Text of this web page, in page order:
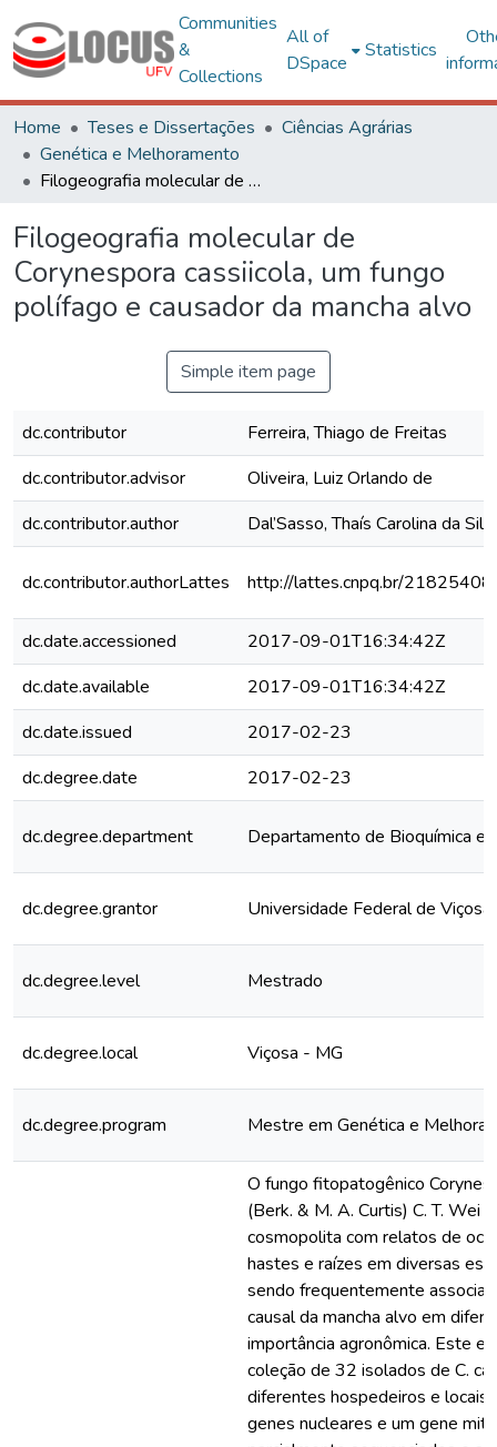
Communities
&
Collections
All of
DSpace
Statistics
Home Teses e Dissertações
Ciências Agrárias
Genética e Melhoramento
Filogeografia molecular de Corynespora cassiicola, um fungo polífago e causador da mancha alvo
Filogeografia molecular de
Corynespora cassiicola, um fungo
polífago e causador da mancha alvo
Simple item page
dc.contributor
Ferreira, Thiago de Freitas
dc.contributor.advisor
Oliveira, Luiz Orlando de
dc.contributor.author
Dal’Sasso, Thaís Carolina da
dc.contributor.authorLattes http://lattes.cnpq.br/
dc.date.accessioned
2017-09-01T16:34:42Z
dc.date.available
2017-09-01T16:34:42Z
dc.date.issued
2017-02-23
dc.degree.date
2017-02-23
dc.degree.department Departamento de Bioquímica e
dc.degree.grantor Universidade Federal de Viçosa
dc.degree.level Mestrado
dc.degree.local Viçosa - MG
dc.degree.program Mestre em Genética e
O fungo fitopatogênico
(Berk. & M. A. Curtis) C. T. Wei
cosmopolita com relatos de
hastes e raízes em diversas
sendo frequentemente
causal da mancha alvo em
importância agronômica. Este
coleção de 32 isolados de C.
diferentes hospedeiros e locais
genes nucleares e um gene